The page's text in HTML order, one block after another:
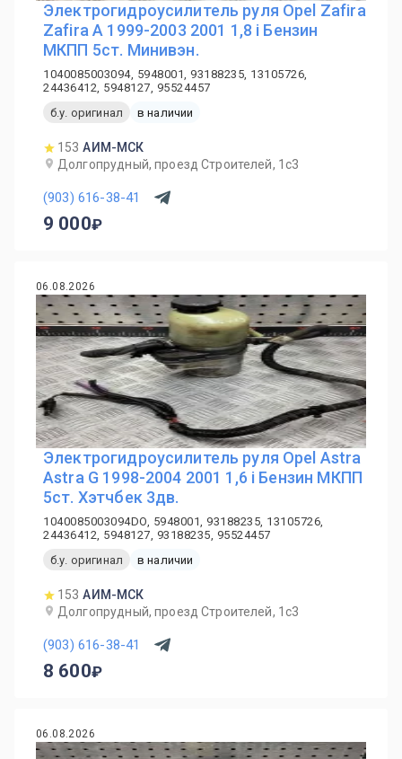
Электрогидроусилитель руля Opel Zafira
Zafira A 1999-2003 2001 1,8 i Бензин
МКПП 5ст. Минивэн.
1040085003094, 5948001, 93188235, 13105726,
24436412, 5948127, 95524457
б.у. оригинал
в наличии
153 АИМ-МСК
Долгопрудный, проезд Строителей, 1с3
(903) 616-38-41
9 000
06.08.2026
Электрогидроусилитель руля Opel Astra
Astra G 1998-2004 2001 1,6 i Бензин МКПП
5ст. Хэтчбек 3дв.
1040085003094DO, 5948001, 93188235, 13105726,
24436412, 5948127, 93188235, 95524457
б.у. оригинал
в наличии
153 АИМ-МСК
Долгопрудный, проезд Строителей, 1с3
(903) 616-38-41
8 600
06.08.2026